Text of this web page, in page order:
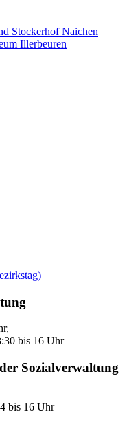
Stockerhof Naichen
Illerbeuren
bis 16 Uhr
Sozialverwaltung
bis 16 Uhr